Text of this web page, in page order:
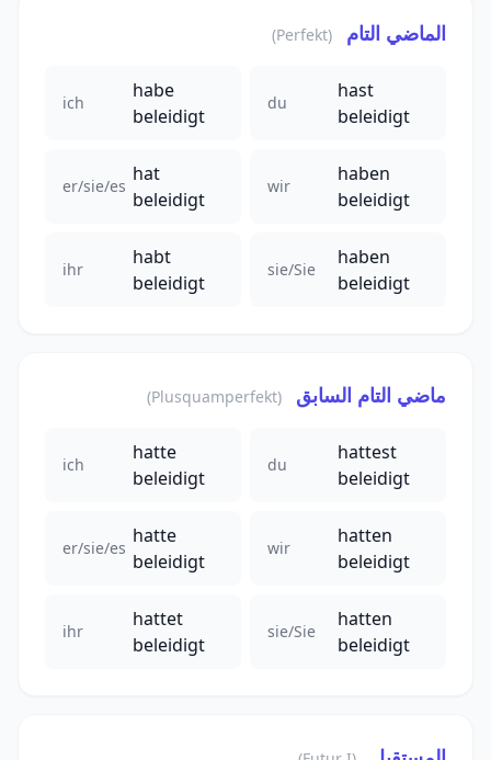
الماضي التام (Perfekt)
ich
habe
beleidigt
du
hast
beleidigt
er/sie/es
hat
beleidigt
wir
haben
beleidigt
ihr
habt
beleidigt
sie/Sie
haben
beleidigt
ماضي التام السابق (Plusquamperfekt)
ich
hatte
beleidigt
du
hattest
beleidigt
er/sie/es
hatte
beleidigt
wir
hatten
beleidigt
ihr
hattet
beleidigt
sie/Sie
hatten
beleidigt